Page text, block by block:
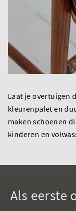
Laat je overtuigen
kleurenpalet en
maken schoenen
kinderen en
Als eerste